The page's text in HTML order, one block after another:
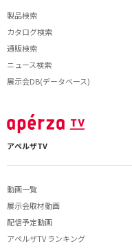
製品検索
カタログ検索
通販検索
ニュース検索
展示会DB(データベース)
アペルザTV
動画一覧
展示会取材動画
配信予定動画
アペルザTV ランキング